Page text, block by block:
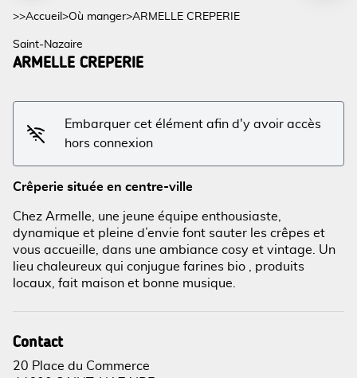
>>Accueil >Où manger>ARMELLE CREPERIE
Saint-Nazaire
ARMELLE CREPERIE
Embarquer cet élément afin d'y avoir accès
hors connexion
Crêperie située en centre-ville
Chez Armelle, une jeune équipe enthousiaste,
dynamique et pleine d’envie font sauter les crêpes et
vous accueille, dans une ambiance cosy et vintage. Un
lieu chaleureux qui conjugue farines bio , produits
locaux, fait maison et bonne musique.
Contact
20 Place du Commerce